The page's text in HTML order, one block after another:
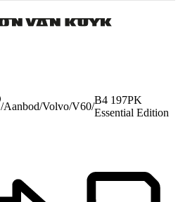
/Aanbod/Volvo/V60/
B4 197PK
Essential Edition